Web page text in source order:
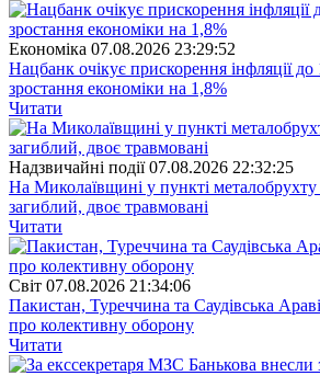
Економіка 07.08.2026 23:29:52
Нацбанк очікує прискорення інфляції до
зростання економіки на 1,8%
Читати
Надзвичайні події 07.08.2026 22:32:25
На Миколаївщині у пункті металобрухту
загиблий, двоє травмовані
Читати
Свiт 07.08.2026 21:34:06
Пакистан, Туреччина та Саудівська
про колективну оборону
Читати